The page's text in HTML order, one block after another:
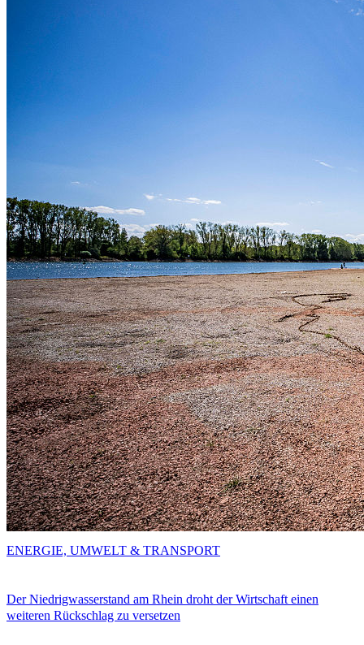
Der Niedrigwasserstand am Rhein droht der Wirtschaft einen
weiteren Rückschlag zu versetzen
ENERGIE, UMWELT & TRANSPORT